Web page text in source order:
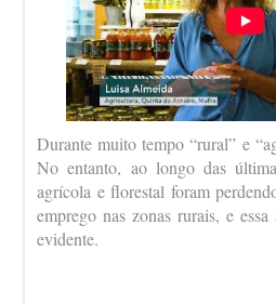
Durante muito tempo “rural” e
No entanto, ao longo das
agrícola e florestal foram
emprego nas zonas rurais, e
evidente.